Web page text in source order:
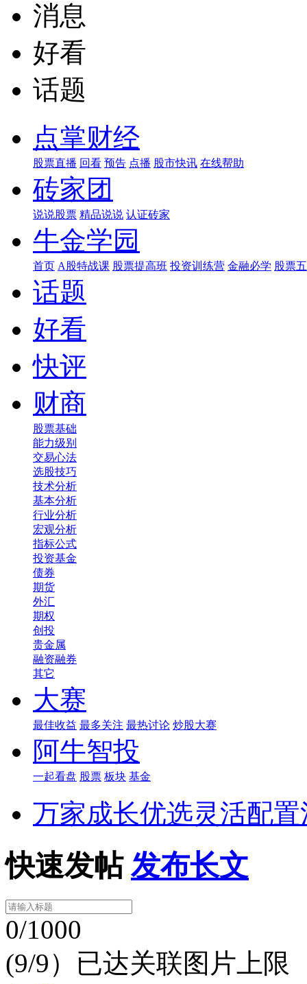
消息
好看
话题
点掌财经
股票直播 回看 预告 点播 股市快讯 在线帮助
砖家团
说说股票 精品说说 认证砖家
牛金学园
首页 A股特战课 股票提高班 投资训练营 金融必学 股票
话题
好看
快评
财商
股票基础
能力级别
交易心法
选股技巧
技术分析
基本分析
行业分析
宏观分析
指标公式
投资基金
债券
期货
外汇
期权
创投
贵金属
融资融券
其它
大赛
最佳收益 最多关注 最热讨论 炒股大赛
阿牛智投
一起看盘 股票 板块 基金
万家成长优选灵活配
快速发帖 发布长文
0/1000
(9/9）已达关联图片上限